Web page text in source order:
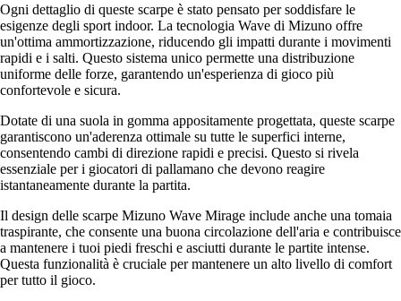
Ogni dettaglio di queste scarpe è stato pensato per soddisfare le
esigenze degli sport indoor. La tecnologia Wave di Mizuno offre
un'ottima ammortizzazione, riducendo gli impatti durante i movimenti
rapidi e i salti. Questo sistema unico permette una distribuzione
uniforme delle forze, garantendo un'esperienza di gioco più
confortevole e sicura.
Dotate di una suola in gomma appositamente progettata, queste scarpe
garantiscono un'aderenza ottimale su tutte le superfici interne,
consentendo cambi di direzione rapidi e precisi. Questo si rivela
essenziale per i giocatori di pallamano che devono reagire
istantaneamente durante la partita.
Il design delle scarpe Mizuno Wave Mirage include anche una tomaia
traspirante, che consente una buona circolazione dell'aria e contribuisce
a mantenere i tuoi piedi freschi e asciutti durante le partite intense.
Questa funzionalità è cruciale per mantenere un alto livello di comfort
per tutto il gioco.